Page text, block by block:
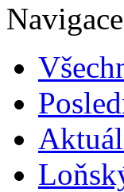
Navigace